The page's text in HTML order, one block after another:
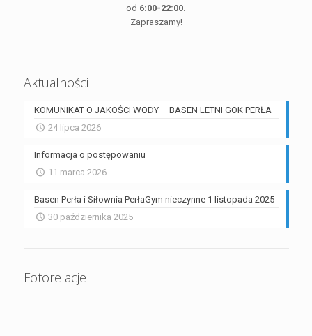
od 6:00-22:00.
Zapraszamy!
Aktualności
KOMUNIKAT O JAKOŚCI WODY – BASEN LETNI GOK PERŁA
24 lipca 2026
Informacja o postępowaniu
11 marca 2026
Basen Perła i Siłownia PerłaGym nieczynne 1 listopada 2025
30 października 2025
Fotorelacje